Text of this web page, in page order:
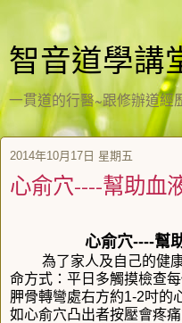
智音道學講
一貫道的行醫~跟修辦道經
2014年10月17日 星期五
心俞穴----幫助血
心俞穴----幫
為了家人及自己的健康
命方式：平日多觸摸檢查
胛骨轉彎處右方約1-2吋的
如心俞穴凸出者按壓會疼